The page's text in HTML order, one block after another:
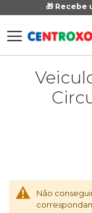
🎁 Recebe
Ir
Conteúdo
Não